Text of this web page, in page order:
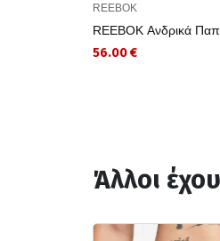
REEBOK
REEBOK Ανδρικά
56.00 €
Άλλοι